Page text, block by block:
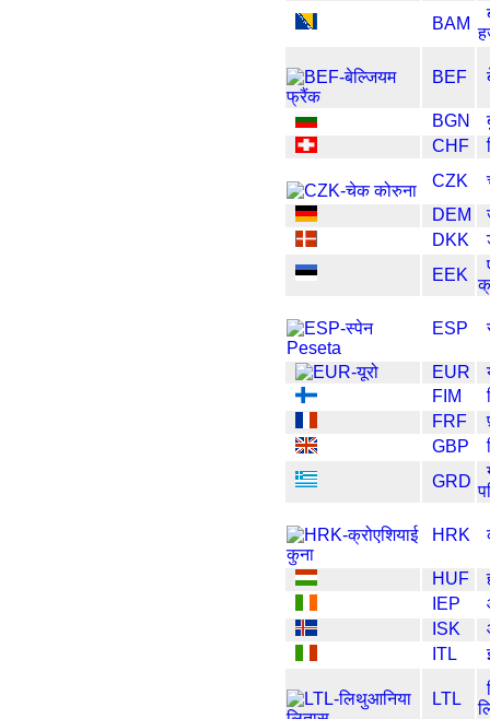
BAM
BEF
BGN
CHF
CZK
DEM
DKK
EEK
ESP
EUR
FIM
FRF
GBP
GRD
HRK
HUF
IEP
ISK
ITL
LTL